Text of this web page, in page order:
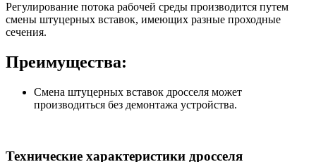
Регулирование потока рабочей среды производится путем
смены штуцерных вставок, имеющих разные проходные
сечения.
Преимущества:
Смена штуцерных вставок дросселя может
производиться без демонтажа устройства.
Технические характеристики дросселя